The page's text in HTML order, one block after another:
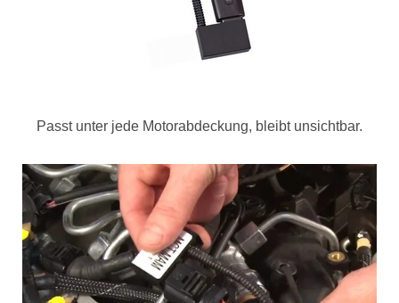
Passt unter jede Motorabdeckung, bleibt unsichtbar.